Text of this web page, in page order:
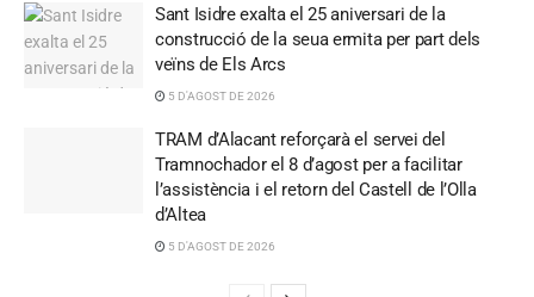
Sant Isidre exalta el 25 aniversari de la
construcció de la seua ermita per part dels
veïns de Els Arcs
5 D'AGOST DE 2026
TRAM d’Alacant reforçarà el servei del
Tramnochador el 8 d’agost per a facilitar
l’assistència i el retorn del Castell de l’Olla
d’Altea
5 D'AGOST DE 2026